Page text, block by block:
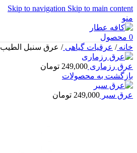
Skip to navigation Skip to main content
منو
0 محصول
خانه/ عرقیات گیاهی/ عرق سنبل الطیب
عرق رزماری 249,000 تومان
بازگشت به محصولات
عرق سیر 249,000 تومان